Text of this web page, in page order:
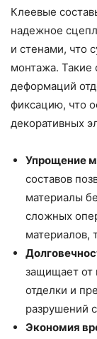
Клеевые
надежное
и стенами, что
монтажа. Такие
деформаций
фиксацию, что
декоративных
Упрощение
составов
материалы
сложных
материалов,
защищает от
отделки и
разрушений
Экономия